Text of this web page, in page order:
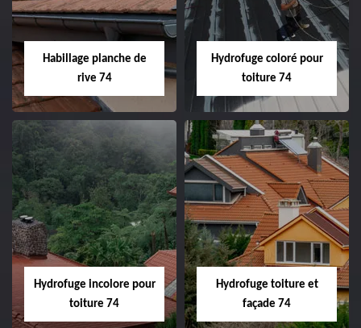
Habillage planche de
rive 74
Hydrofuge coloré pour
toiture 74
Hydrofuge incolore pour
toiture 74
Hydrofuge toiture et
façade 74